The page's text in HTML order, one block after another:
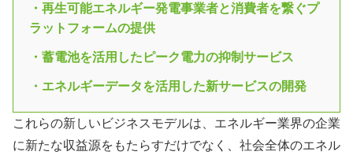
・再生可能エネルギー発電事業者と消費者を繋ぐプ
ラットフォームの提供
・蓄電池を活用したピーク電力の抑制サービス
・エネルギーデータを活用した新サービスの開発
これらの新しいビジネスモデルは、エネルギー業界の企業
に新たな収益源をもたらすだけでなく、社会全体のエネル